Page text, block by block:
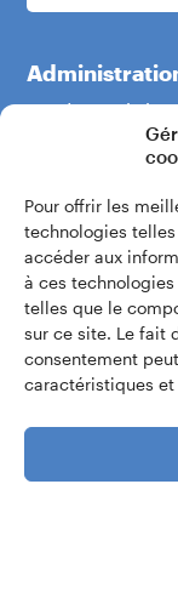
Pour offrir les
technologies
accéder aux
à ces
telles que le
sur ce site. Le fait
consentement
caractéristiques
Boulevard du
1204 Genève
+41 22
Écrivez-
Accès